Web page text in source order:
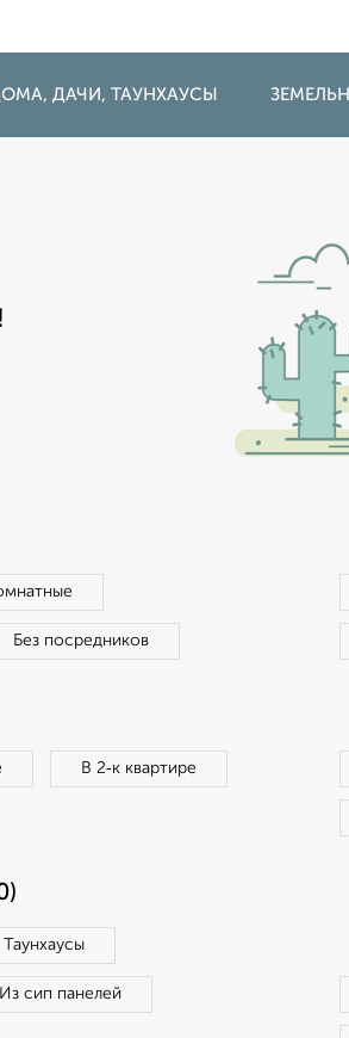
ДАЧИ, ТАУНХАУСЫ
Без посредников
В 2‑к квартире
Таунхаусы
Из сип панелей